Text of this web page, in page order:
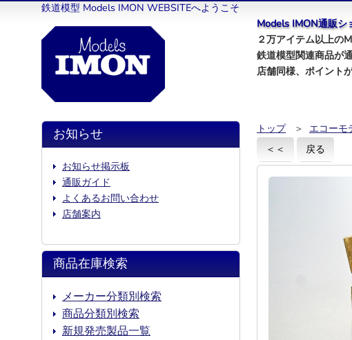
鉄道模型 Models IMON WEBSITEへようこそ
Models IMON通販シ
２万アイテム以上の
鉄道模型関連商品が
店舗同様、ポイント
トップ ＞ エコーモ
＜＜
戻る
お知らせ
お知らせ掲示板
通販ガイド
よくあるお問い合わせ
店舗案内
商品在庫検索
メーカー分類別検索
商品分類別検索
新規発売製品一覧